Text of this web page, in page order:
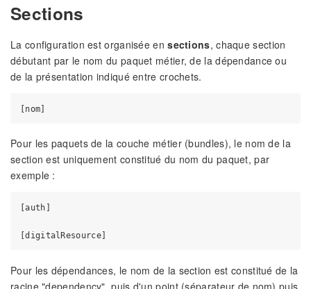
Sections
La configuration est organisée ensections, chaque section
débutant par le nom du paquet métier, de la dépendance ou
de la présentation indiqué entre crochets.
Pour les paquets de la couche métier (bundles), le nom de la
section est uniquement constitué du nom du paquet, par
exemple :
[auth]
Pour les dépendances, le nom de la section est constitué de la
racine "dependency", puis d'un point (séparateur de nom) puis